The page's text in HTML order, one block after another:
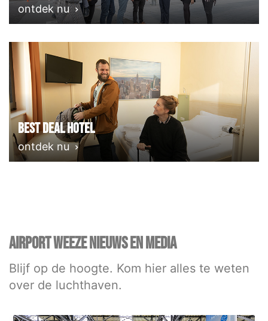
ontdek nu
Best deal Hotel
ontdek nu
AIRPORT WEEZE NIEUWS EN MEDIA
Blijf op de hoogte. Kom hier alles te weten
over de luchthaven.